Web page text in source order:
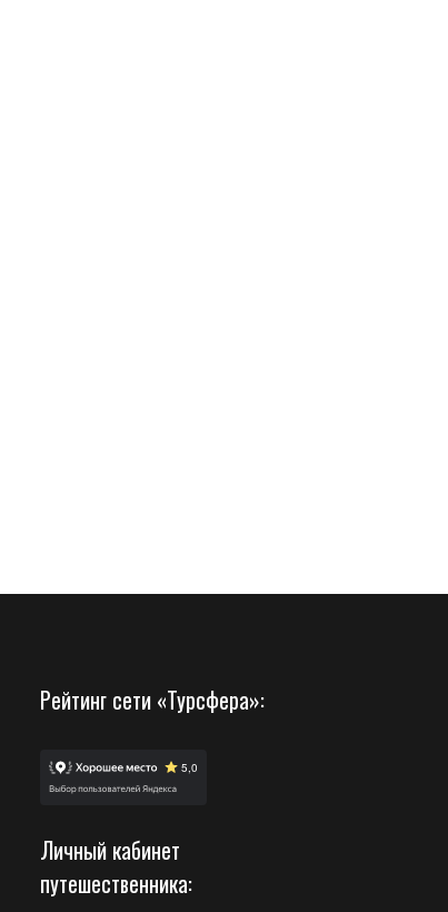
Рейтинг сети «Турсфера»:
Личный кабинет
путешественника: